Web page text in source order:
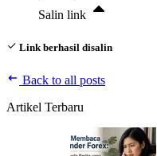
Salin link
Link berhasil disalin
Back to all posts
Artikel Terbaru